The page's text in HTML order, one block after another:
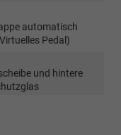
automatisch
Pedal)
und hintere